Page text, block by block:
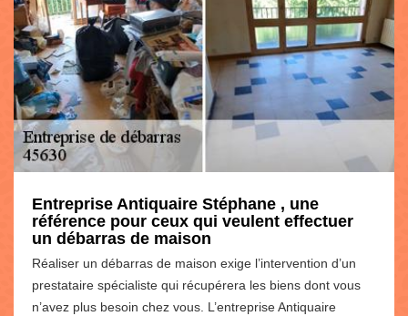
Entreprise Antiquaire Stéphane , une
référence pour ceux qui veulent effectuer
un débarras de maison
Réaliser un débarras de maison exige l’intervention d’un
prestataire spécialiste qui récupérera les biens dont vous
n’avez plus besoin chez vous. L’entreprise Antiquaire